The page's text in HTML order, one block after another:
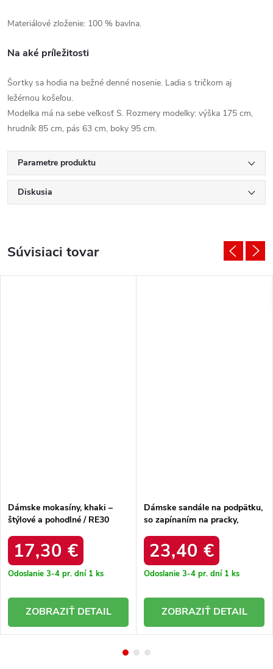
Materiálové zloženie: 100 % bavlna.
Na aké príležitosti
Šortky sa hodia na bežné denné nosenie. Ladia s tričkom aj
ležérnou košeľou.
Modelka má na sebe veľkosť S. Rozmery modelky: výška 175 cm,
hrudník 85 cm, pás 63 cm, boky 95 cm.
Parametre produktu
Diskusia
Súvisiaci tovar
Dámske mokasíny, khaki –
štýlové a pohodlné / RE30
17,30 €
Odoslanie 3-4 pr. dní 1 ks
DETAIL
Dámske sandále na podpätku,
so zapínaním na pracky,
/ FY2125-3 ZEBRA
23,40 €
Odoslanie 3-4 pr. dní 1 ks
DETAIL